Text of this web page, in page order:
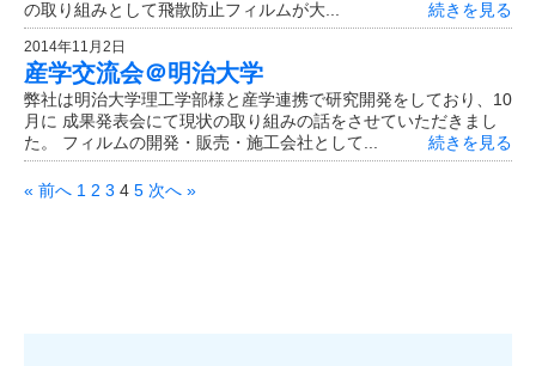
の取り組みとして飛散防止フィルムが大...
続きを見る
2014年11月2日
産学交流会＠明治大学
弊社は明治大学理工学部様と産学連携で研究開発をしており、10
月に 成果発表会にて現状の取り組みの話をさせていただきまし
た。 フィルムの開発・販売・施工会社として...
続きを見る
« 前へ 1 2 3 4 5 次へ »